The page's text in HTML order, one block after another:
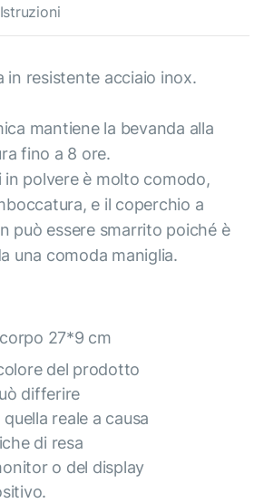
Istruzioni
in resistente acciaio inox.
mantiene la bevanda alla
fino a 8 ore.
polvere è molto comodo,
e il coperchio a
può essere smarrito poiché è
una comoda maniglia.
27*9 cm
del prodotto
differire
reale a causa
di resa
o del display